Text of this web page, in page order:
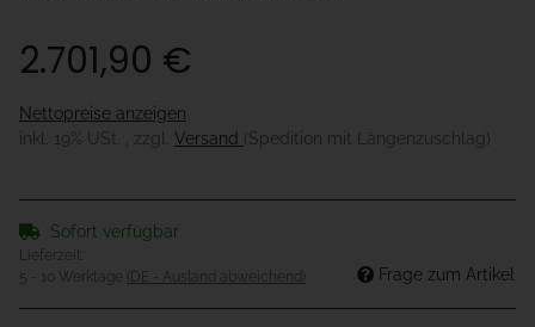
2.701,90 €
Nettopreise anzeigen
inkl. 19% USt. , zzgl. Versand (Spedition mit Längenzuschlag)
Sofort verfügbar
Lieferzeit:
5 - 10 Werktage
(DE - Ausland abweichend) Frage zum Artikel